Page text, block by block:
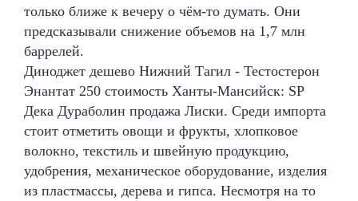
только ближе к вечеру о чём-то думать. Они
предсказывали снижение объемов на 1,7 млн
баррелей.
Диноджет дешево Нижний Тагил - Тестостерон
Энантат 250 стоимость Ханты-Мансийск: SP
Дека Дураболин продажа Лиски. Среди импорта
стоит отметить овощи и фрукты, хлопковое
волокно, текстиль и швейную продукцию,
удобрения, механическое оборудование, изделия
из пластмассы, дерева и гипса. Несмотря на то